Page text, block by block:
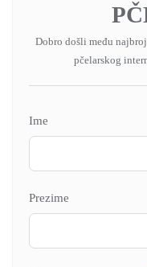
Dobro došli među
pčelarskog
Ime
Prezime